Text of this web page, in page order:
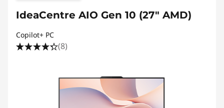
IdeaCentre AIO Gen 10 (27" AMD)
Copilot+ PC
(8)